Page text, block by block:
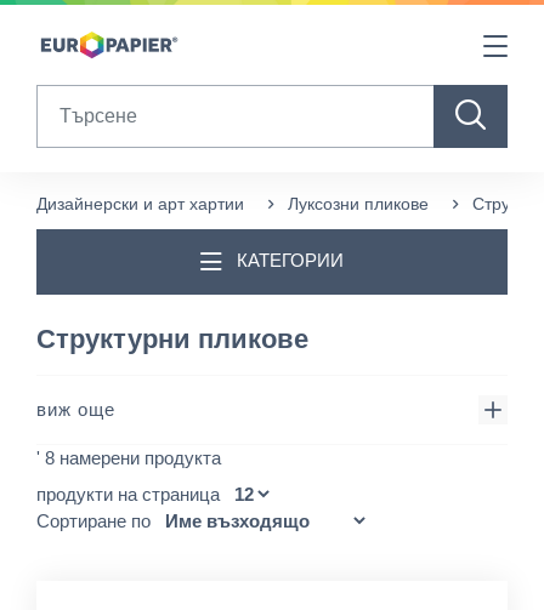
Table Of Content
Дизайнерски и арт хартии Луксозни пликове
КАТЕГОРИИ
Структурни пликове
виж още
' 8 намерени продукта
продукти на страница
Сортиране по